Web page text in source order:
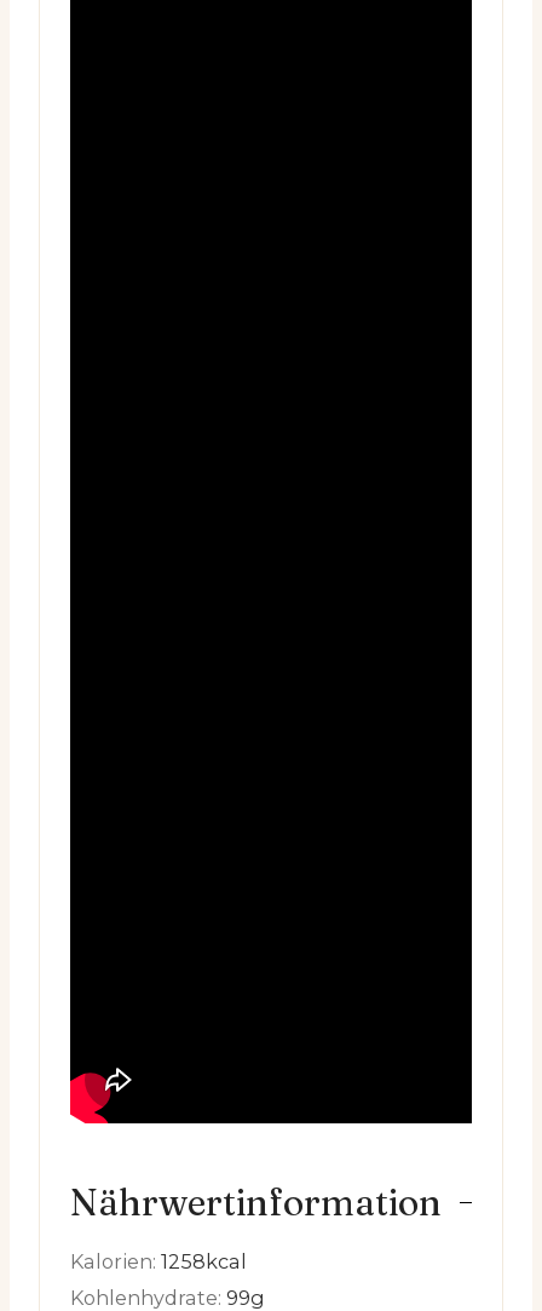
Nährwertinformation
Kalorien: 1258kcal
Kohlenhydrate: 99g